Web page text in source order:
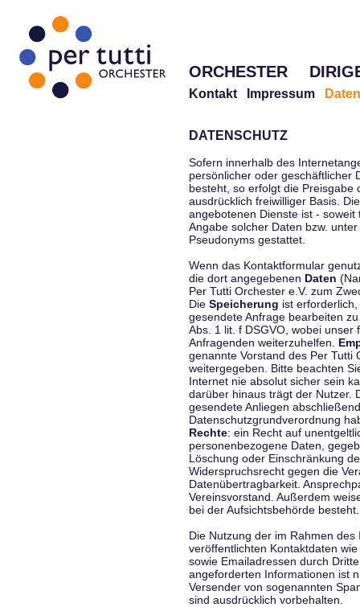
ORCHESTER
Kontakt Impressum
DATENSCHUTZ
Sofern innerhalb des
persönlicher oder geschäftlicher
besteht, so erfolgt die Preisgabe
ausdrücklich freiwilliger Basis.
angebotenen Dienste ist -
Angabe solcher Daten bzw.
Pseudonyms gestattet.
Wenn das Kontaktformular
die dort angegebenen Daten
Per Tutti Orchester e.V. zum
Die Speicherung ist
gesendete Anfrage bearbeiten
Abs. 1 lit. f DSGVO, wobei
Anfragenden weiterzuhelfen.
genannte Vorstand des Per Tutti
weitergegeben. Bitte beachten
Internet nie absolut sicher sein
darüber hinaus trägt der Nutzer.
gesendete Anliegen
Datenschutzgrundverordnung
Rechte: ein Recht auf
personenbezogene Daten,
Löschung oder Einschränkung
Widerspruchsrecht gegen die
Datenübertragbarkeit.
Vereinsvorstand. Außerdem
bei der Aufsichtsbehörde besteht.
Die Nutzung der im Rahmen
veröffentlichten Kontaktdaten
sowie Emailadressen durch
angeforderten Informationen ist
Versender von sogenannten
sind ausdrücklich vorbehalten.